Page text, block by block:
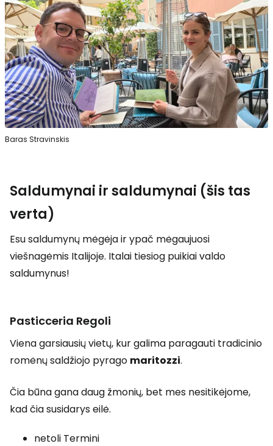
Baras Stravinskis
Saldumynai ir saldumynai (šis tas
verta)
Esu saldumynų mėgėja ir ypač mėgaujuosi
viešnagėmis Italijoje. Italai tiesiog puikiai valdo
saldumynus!
Pasticceria Regoli
Viena garsiausių vietų, kur galima paragauti tradicinio
romėnų saldžiojo pyrago maritozzi.
Čia būna gana daug žmonių, bet mes nesitikėjome,
kad čia susidarys eilė.
netoli Termini